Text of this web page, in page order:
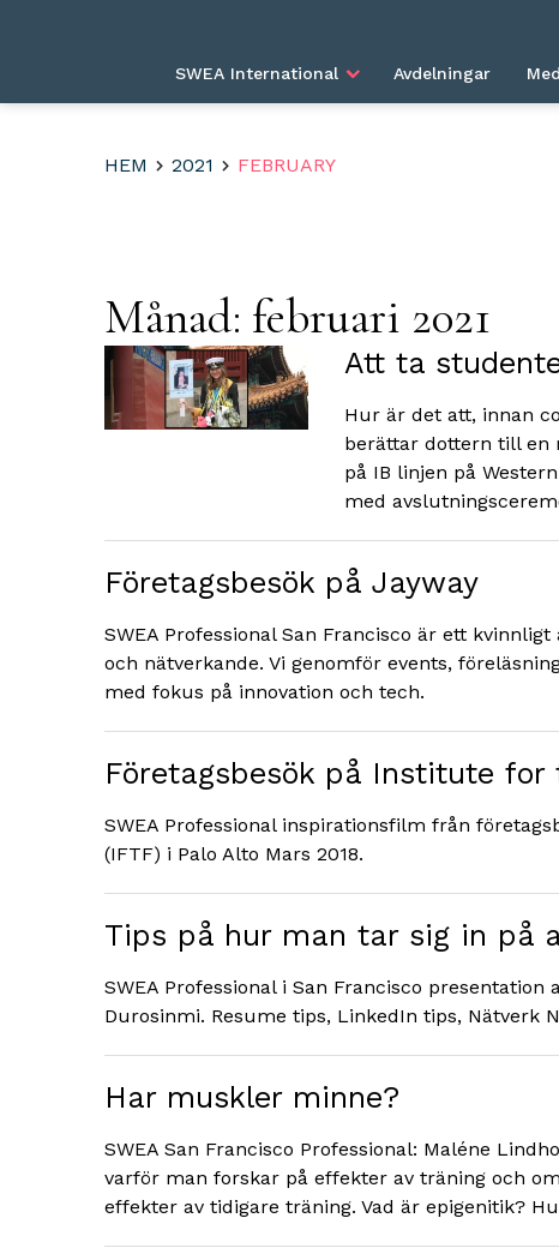
SWEA International Avdelningar
HEM 2021 FEBRUARY
Månad: februari 2021
Att ta
Hur är det att, innan
berättar dottern till en
på IB linjen på
med
Företagsbesök på Jayway
SWEA Professional San Francisco är ett
och nätverkande. Vi genomför events,
med fokus på innovation och tech.
Företagsbesök på Institute for
SWEA Professional inspirationsfilm från
(IFTF) i Palo Alto Mars 2018.
Tips på hur man tar sig in på
SWEA Professional i San Francisco
Durosinmi. Resume tips, LinkedIn tips, Nätverk
Har muskler minne?
SWEA San Francisco Professional: Maléne
varför man forskar på effekter av träning och
effekter av tidigare träning. Vad är epigenitik?